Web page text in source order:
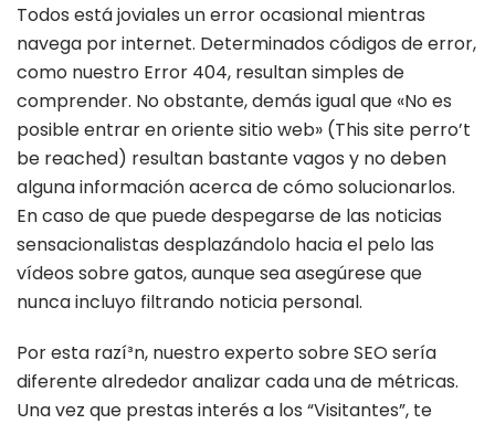
Todos está joviales un error ocasional mientras
navega por internet. Determinados códigos de error,
como nuestro Error 404, resultan simples de
comprender. No obstante, demás igual que «No es
posible entrar en oriente sitio web» (This site perro’t
be reached) resultan bastante vagos y no deben
alguna información acerca de cómo solucionarlos.
En caso de que puede despegarse de las noticias
sensacionalistas desplazándolo hacia el pelo las
vídeos sobre gatos, aunque sea asegúrese que
nunca incluyo filtrando noticia personal.
Por esta razí³n, nuestro experto sobre SEO serí­a
diferente alrededor analizar cada una de métricas.
Una vez que prestas interés a los “Visitantes”, te